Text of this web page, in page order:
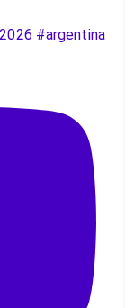
#argentina